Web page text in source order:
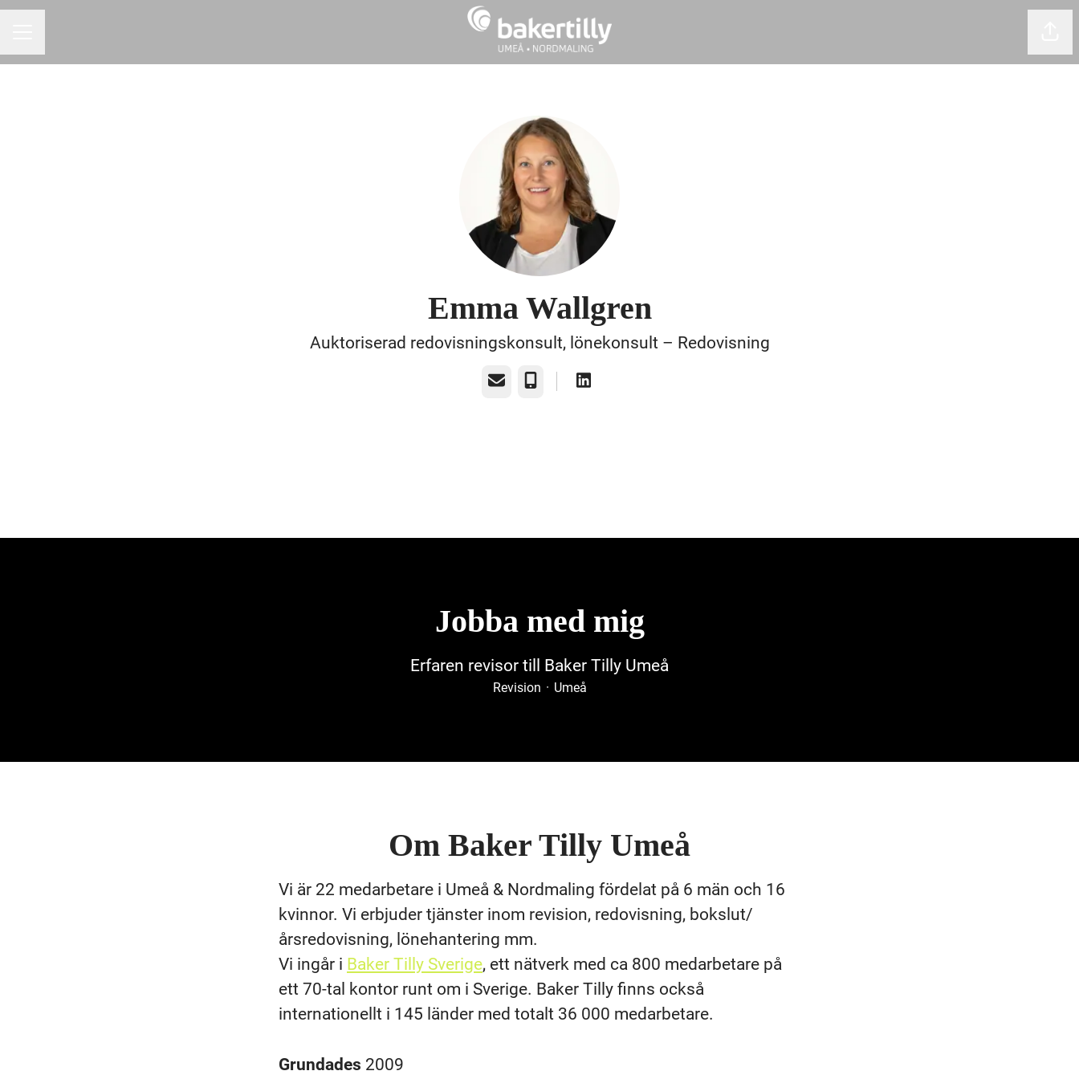
Emma Wallgren
Auktoriserad redovisningskonsult, lönekonsult – Redovisning
E-post Telefon
Jobba med mig
Erfaren revisor till Baker Tilly Umeå
Revision · Umeå
Om Baker Tilly Umeå
Vi är 22 medarbetare i Umeå & Nordmaling fördelat på 6 män och 16
kvinnor. Vi erbjuder tjänster inom revision, redovisning, bokslut/
årsredovisning, lönehantering mm.
Vi ingår i Baker Tilly Sverige, ett nätverk med ca 800 medarbetare på
ett 70-tal kontor runt om i Sverige. Baker Tilly finns också
internationellt i 145 länder med totalt 36 000 medarbetare.
Grundades 2009